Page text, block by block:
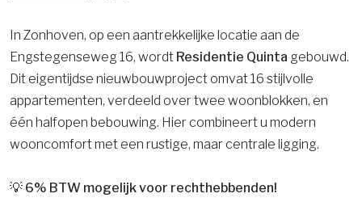
In Zonhoven, op een aantrekkelijke locatie aan de
Engstegenseweg 16, wordt Residentie Quinta gebouwd.
Dit eigentijdse nieuwbouwproject omvat 16 stijlvolle
appartementen, verdeeld over twee woonblokken, en
één halfopen bebouwing. Hier combineert u modern
wooncomfort met een rustige, maar centrale ligging.
💡 6% BTW mogelijk voor rechthebbenden!